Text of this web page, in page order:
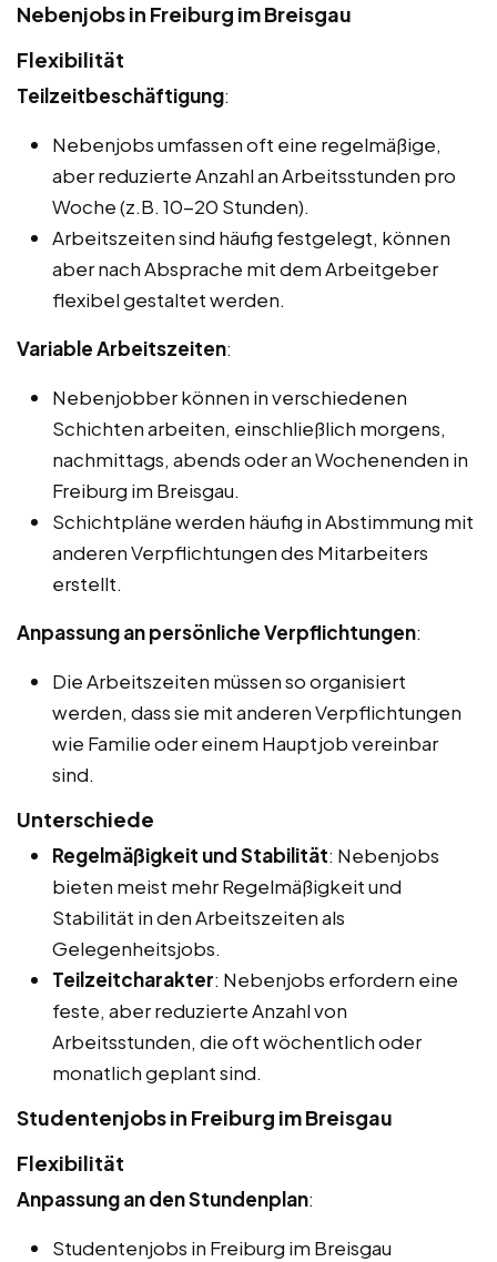
Nebenjobs in Freiburg im Breisgau
Flexibilität
Teilzeitbeschäftigung:
Nebenjobs umfassen oft eine regelmäßige,
aber reduzierte Anzahl an Arbeitsstunden pro
Woche (z.B. 10-20 Stunden).
Arbeitszeiten sind häufig festgelegt, können
aber nach Absprache mit dem Arbeitgeber
flexibel gestaltet werden.
Variable Arbeitszeiten:
Nebenjobber können in verschiedenen
Schichten arbeiten, einschließlich morgens,
nachmittags, abends oder an Wochenenden in
Freiburg im Breisgau.
Schichtpläne werden häufig in Abstimmung mit
anderen Verpflichtungen des Mitarbeiters
erstellt.
Anpassung an persönliche Verpflichtungen:
Die Arbeitszeiten müssen so organisiert
werden, dass sie mit anderen Verpflichtungen
wie Familie oder einem Hauptjob vereinbar
sind.
Unterschiede
Regelmäßigkeit und Stabilität: Nebenjobs
bieten meist mehr Regelmäßigkeit und
Stabilität in den Arbeitszeiten als
Gelegenheitsjobs.
Teilzeitcharakter: Nebenjobs erfordern eine
feste, aber reduzierte Anzahl von
Arbeitsstunden, die oft wöchentlich oder
monatlich geplant sind.
Studentenjobs in Freiburg im Breisgau
Flexibilität
Anpassung an den Stundenplan:
Studentenjobs in Freiburg im Breisgau